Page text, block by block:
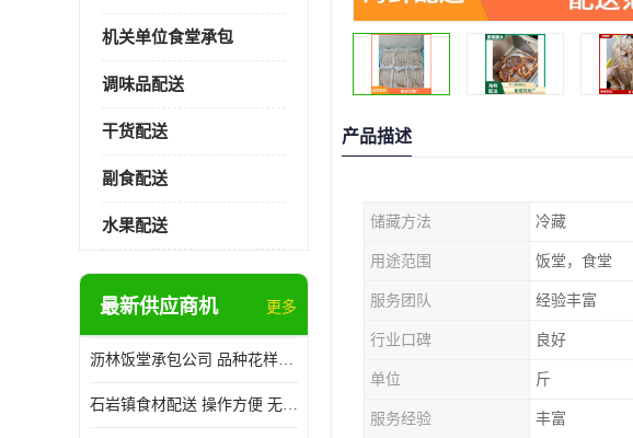
机关单位食堂承包
调味品配送
干货配送
副食配送
水果配送
最新供应商机 更多
沥林饭堂承包公司 品种花样丰富 提高员工饮食质量
石岩镇食材配送 操作方便 无需亲自管理
产品描述
储藏方法 冷藏
用途范围 饭堂，食堂
服务团队 经验丰富
行业口碑 良好
单位 斤
服务经验 丰富